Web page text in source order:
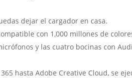
dejar el cargador en casa.
con 1,000 millones de
y las cuatro bocinas con
365 hasta Adobe Creative Cloud, se